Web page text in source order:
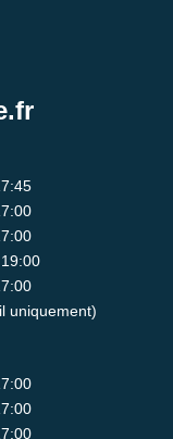
uniquement)